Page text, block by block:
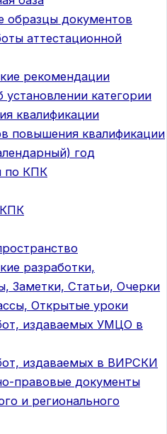
образцы документов
аттестационной
рекомендации
установлении категории
квалификации
повышения квалификации
год
по КПК
разработки,
Заметки, Статьи, Очерки
Открытые уроки
издаваемых УМЦО в
издаваемых в ВИРСКИ
правовые документы
и регионального